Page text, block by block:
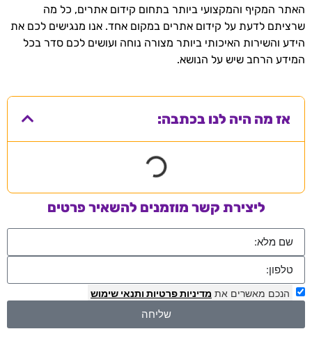
האתר המקיף והמקצועי ביותר בתחום קידום אתרים, כל מה
שרציתם לדעת על קידום אתרים במקום אחד. אנו מנגישים לכם את
הידע והשירות האיכותי ביותר מצורה נוחה ועושים לכם סדר בכל
המידע הרחב שיש על הנושא.
אז מה היה לנו בכתבה:
ליצירת קשר מוזמנים להשאיר פרטים
הנכם מאשרים את מדיניות פרטיות ותנאי שימוש
שליחה